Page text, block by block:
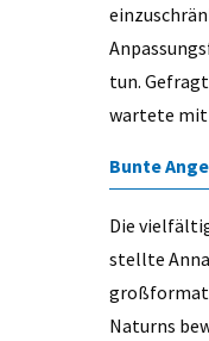
tun.
wartete mit
Bunte
Die
stellte
Naturns